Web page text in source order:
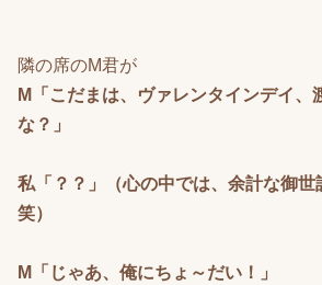
隣の席のM君が
M「こだまは、ヴァレンタインデイ、
な？」
私「？？」（心の中では、余計な御
笑）
M「じゃあ、俺にちょ～だい！」